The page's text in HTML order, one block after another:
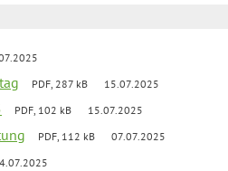
PDF, 287 kB 15.07.2025
PDF, 102 kB 15.07.2025
PDF, 112 kB 07.07.2025